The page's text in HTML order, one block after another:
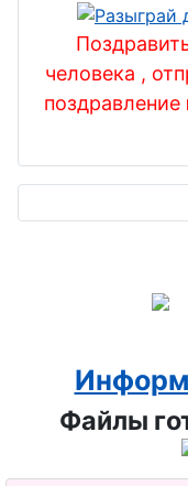
человека ,
поздравление
Файлы